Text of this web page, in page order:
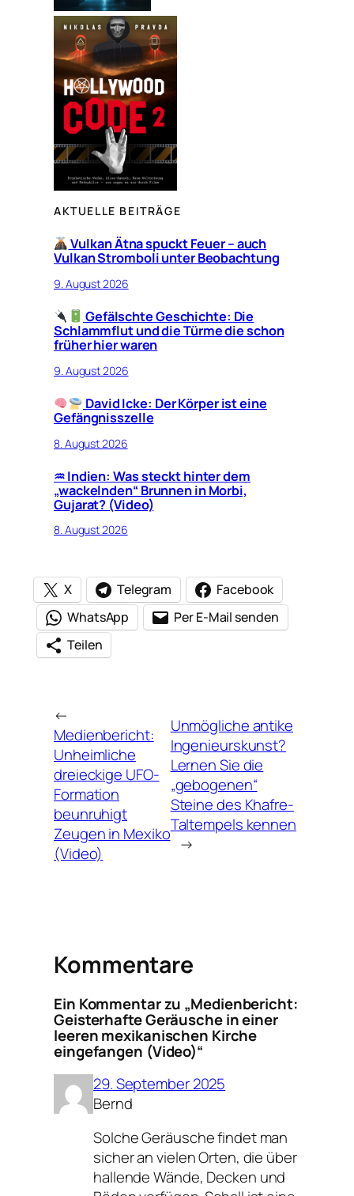
AKTUELLE BEITRÄGE
Vulkan Ätna spuckt Feuer – auch
Vulkan Stromboli unter Beobachtung
9. August 2026
Gefälschte Geschichte: Die
Schlammflut und die Türme die schon
früher hier waren
9. August 2026
David Icke: Der Körper ist eine
Gefängnisszelle
8. August 2026
♒︎ Indien: Was steckt hinter dem
„wackelnden“ Brunnen in Morbi,
Gujarat? (Video)
8. August 2026
X Telegram
Facebook
WhatsApp
Per E-Mail senden
Teilen
←
Medienbericht:
Unheimliche
dreieckige UFO-
Formation
beunruhigt
Zeugen in Mexiko
(Video)
Unmögliche antike
Ingenieurskunst?
Lernen Sie die
„gebogenen“
Steine ​​des Khafre-
Taltempels kennen
→
Kommentare
Ein Kommentar zu „Medienbericht:
Geisterhafte Geräusche in einer
leeren mexikanischen Kirche
eingefangen (Video)“
29. September 2025
Bernd
Solche Geräusche findet man
sicher an vielen Orten, die über
hallende Wände, Decken und